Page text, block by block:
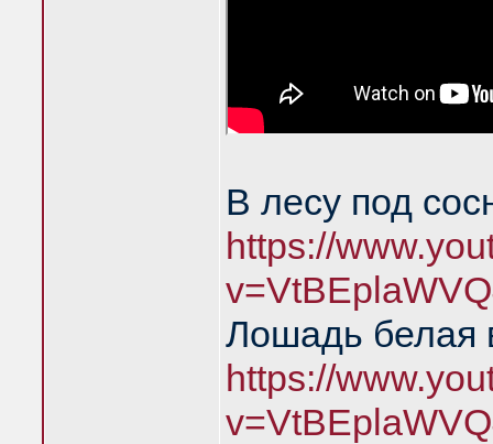
В лесу под
https://
Лошадь белая
https://